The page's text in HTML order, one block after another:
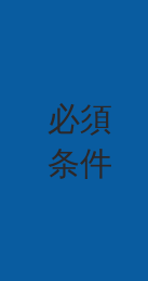
必須
条件